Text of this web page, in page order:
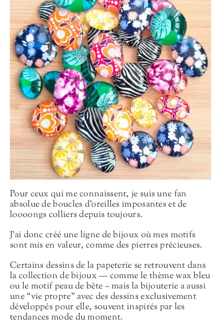
Pour ceux qui me connaissent, je suis une fan
absolue de boucles d’oreilles imposantes et de
loooongs colliers depuis toujours.
J’ai donc créé une ligne de bijoux où mes motifs
sont mis en valeur, comme des pierres précieuses.
Certains dessins de la papeterie se retrouvent dans
la collection de bijoux — comme le thème wax bleu
ou le motif peau de bête – mais la bijouterie a aussi
une “vie propre” avec des dessins exclusivement
développés pour elle, souvent inspirés par les
tendances mode du moment.